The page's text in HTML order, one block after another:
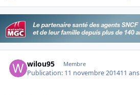
wilou95 Membre
Publication: 11 novembre 201411 ans